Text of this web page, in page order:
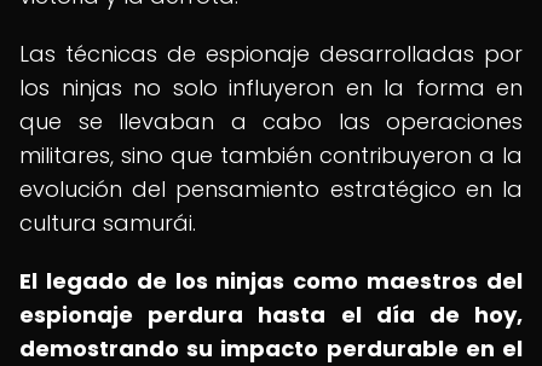
Las técnicas de espionaje desarrolladas por
los ninjas no solo influyeron en la forma en
que se llevaban a cabo las operaciones
militares, sino que también contribuyeron a la
evolución del pensamiento estratégico en la
cultura samurái.
El legado de los ninjas como maestros del
espionaje perdura hasta el día de hoy,
demostrando su impacto perdurable en el